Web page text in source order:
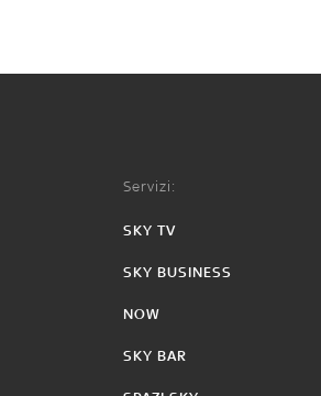
Servizi:
SKY TV
SKY BUSINESS
NOW
SKY BAR